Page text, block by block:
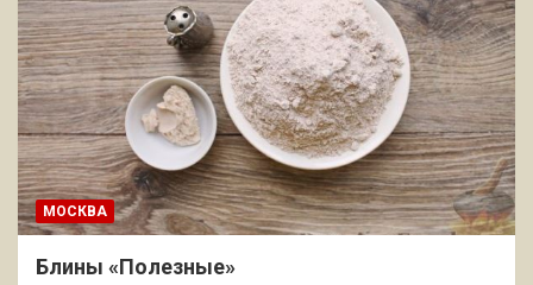
МОСКВА
Блины «Полезные»